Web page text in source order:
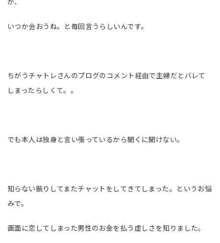
いつか会おうね。と毎回言うらしいんです。
ちがうチャトレさんのブログのコメント経由で主婦だとバレて
しまったらしくて。。
でも本人は独身と言い張っているから聞くに聞けない。
知らない振りしてまたチャットをしてきてしまった。というお悩
みで。
画面に恋してしまった男性のお金を払う虚しさを知りました。